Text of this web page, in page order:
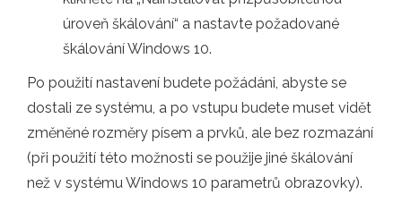
úroveň škálování“ a nastavte požadované
škálování Windows 10.
Po použití nastavení budete požádáni, abyste se
dostali ze systému, a po vstupu budete muset vidět
změněné rozměry písem a prvků, ale bez rozmazání
(při použití této možnosti se použije jiné škálování
než v systému Windows 10 parametrů obrazovky).